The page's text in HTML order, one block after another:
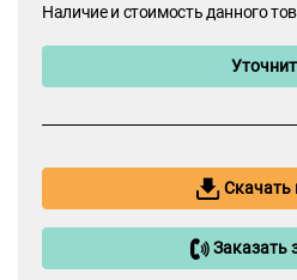
Наличие и стоимость данного
Скачать
Заказать